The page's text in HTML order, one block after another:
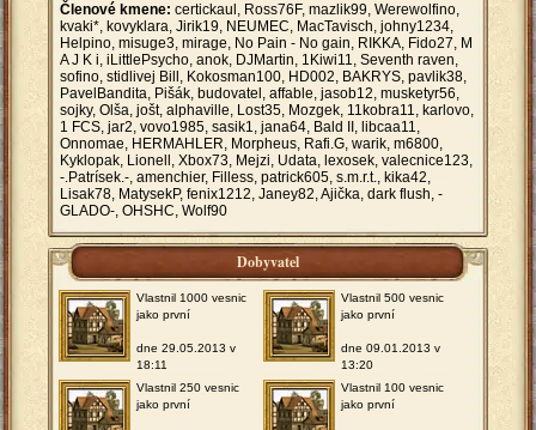
Členové kmene: certickaul, Ross76F, mazlik99, Werewolfino,
kvaki*, kovyklara, Jirik19, NEUMEC, MacTavisch, johny1234,
Helpino, misuge3, mirage, No Pain - No gain, RIKKA, Fido27, M
A J K i, iLittlePsycho, anok, DJMartin, 1Kiwi11, Seventh raven,
sofino, stidlivej Bill, Kokosman100, HD002, BAKRYS, pavlik38,
PavelBandita, Pišák, budovatel, affable, jasob12, musketyr56,
sojky, Olša, jošt, alphaville, Lost35, Mozgek, 11kobra11, karlovo,
1 FCS, jar2, vovo1985, sasik1, jana64, Bald II, libcaa11,
Onnomae, HERMAHLER, Morpheus, Rafi.G, warik, m6800,
Kyklopak, Lionell, Xbox73, Mejzi, Udata, lexosek, valecnice123,
-.Patrísek.-, amenchier, Filless, patrick605, s.m.r.t., kika42,
Lisak78, MatysekP, fenix1212, Janey82, Ajička, dark flush, -
GLADO-, OHSHC, Wolf90
Dobyvatel
Vlastnil 1000 vesnic
jako první
dne 29.05.2013 v
18:11
Vlastnil 500 vesnic
jako první
dne 09.01.2013 v
13:20
Vlastnil 250 vesnic
jako první
Vlastnil 100 vesnic
jako první